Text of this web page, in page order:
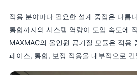
적용 분야마다 필요한 설계 중점은 다릅
통합까지의 시스템 역량이 도입 속도에
MAXMAC의 올인원 공기질 모듈은 적용
페이스, 통합, 보정 적응을 내부적으로